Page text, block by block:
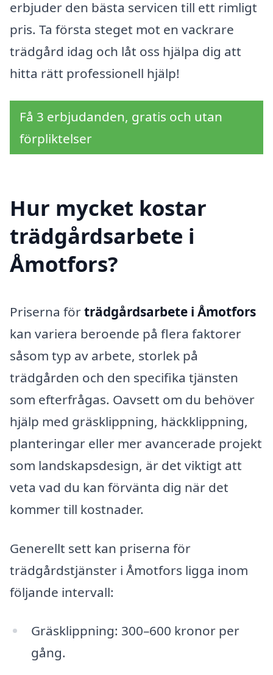
erbjuder den bästa servicen till ett rimligt
pris. Ta första steget mot en vackrare
trädgård idag och låt oss hjälpa dig att
hitta rätt professionell hjälp!
Få 3 erbjudanden, gratis och utan
förpliktelser
Hur mycket kostar
trädgårdsarbete i
Åmotfors?
Priserna förträdgårdsarbete i Åmotfors
kan variera beroende på flera faktorer
såsom typ av arbete, storlek på
trädgården och den specifika tjänsten
som efterfrågas. Oavsett om du behöver
hjälp med gräsklippning, häckklippning,
planteringar eller mer avancerade projekt
som landskapsdesign, är det viktigt att
veta vad du kan förvänta dig när det
kommer till kostnader.
Generellt sett kan priserna för
trädgårdstjänster i Åmotfors ligga inom
följande intervall:
Gräsklippning: 300–600 kronor per
gång.